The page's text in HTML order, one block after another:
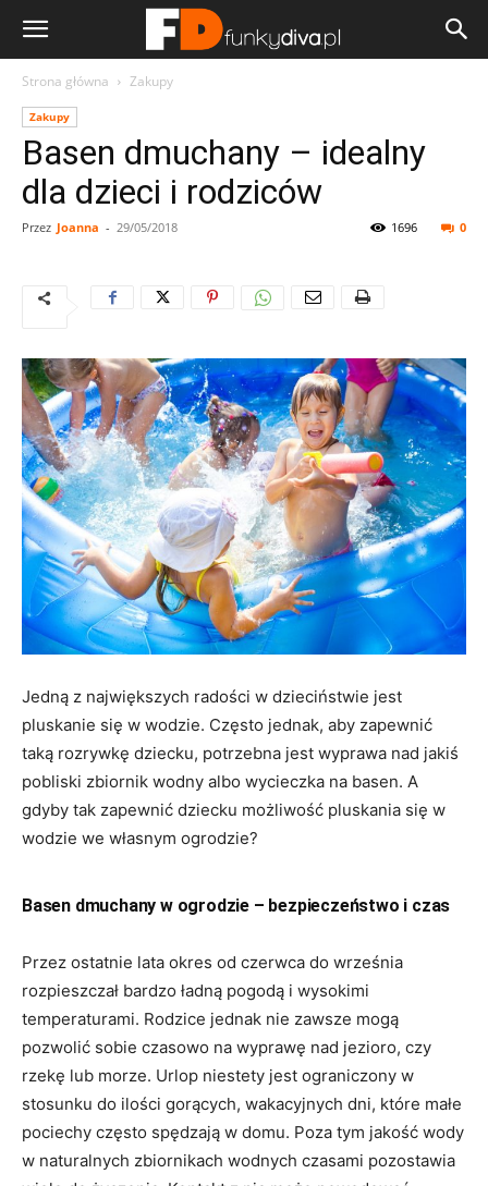
Strona główna Zakupy
Zakupy
Basen dmuchany – idealny
dla dzieci i rodziców
Przez Joanna - 29/05/2018 0
1696
Jedną z największych radości w dzieciństwie jest
pluskanie się w wodzie. Często jednak, aby zapewnić
taką rozrywkę dziecku, potrzebna jest wyprawa nad jakiś
pobliski zbiornik wodny albo wycieczka na basen. A
gdyby tak zapewnić dziecku możliwość pluskania się w
wodzie we własnym ogrodzie?
Basen dmuchany w ogrodzie – bezpieczeństwo i czas
Przez ostatnie lata okres od czerwca do września
rozpieszczał bardzo ładną pogodą i wysokimi
temperaturami. Rodzice jednak nie zawsze mogą
pozwolić sobie czasowo na wyprawę nad jezioro, czy
rzekę lub morze. Urlop niestety jest ograniczony w
stosunku do ilości gorących, wakacyjnych dni, które małe
pociechy często spędzają w domu. Poza tym jakość wody
w naturalnych zbiornikach wodnych czasami pozostawia